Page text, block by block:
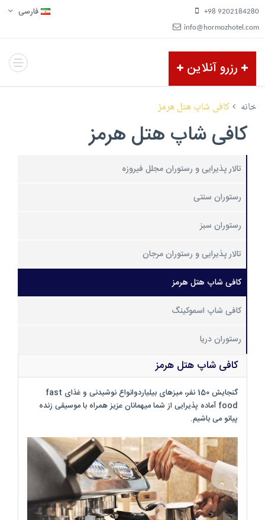
9202184280 98+
info@hormozhotel.com
فارسی
رزرو آنلاین
خانه کافی شاپ هتل هرمز
کافی شاپ هتل هرمز
تالار پذیرایی و رستوران مجلل فیروزه
رستوران سنتی
رستوران سبز
تالار پذیرایی و رستوران مرجان
کافی شاپ هتل هرمز
کافی شاپ اسموکینگ
رستوران دریا
کافی شاپ هتل هرمز
گنجایش 150 نفر، میزهای بیلیاردوانواع نوشیدنی و غذای fast
food آماده پذیرایی از شما میهمانان عزیز همراه با موسیقی زنده
پیانو می باشیم.